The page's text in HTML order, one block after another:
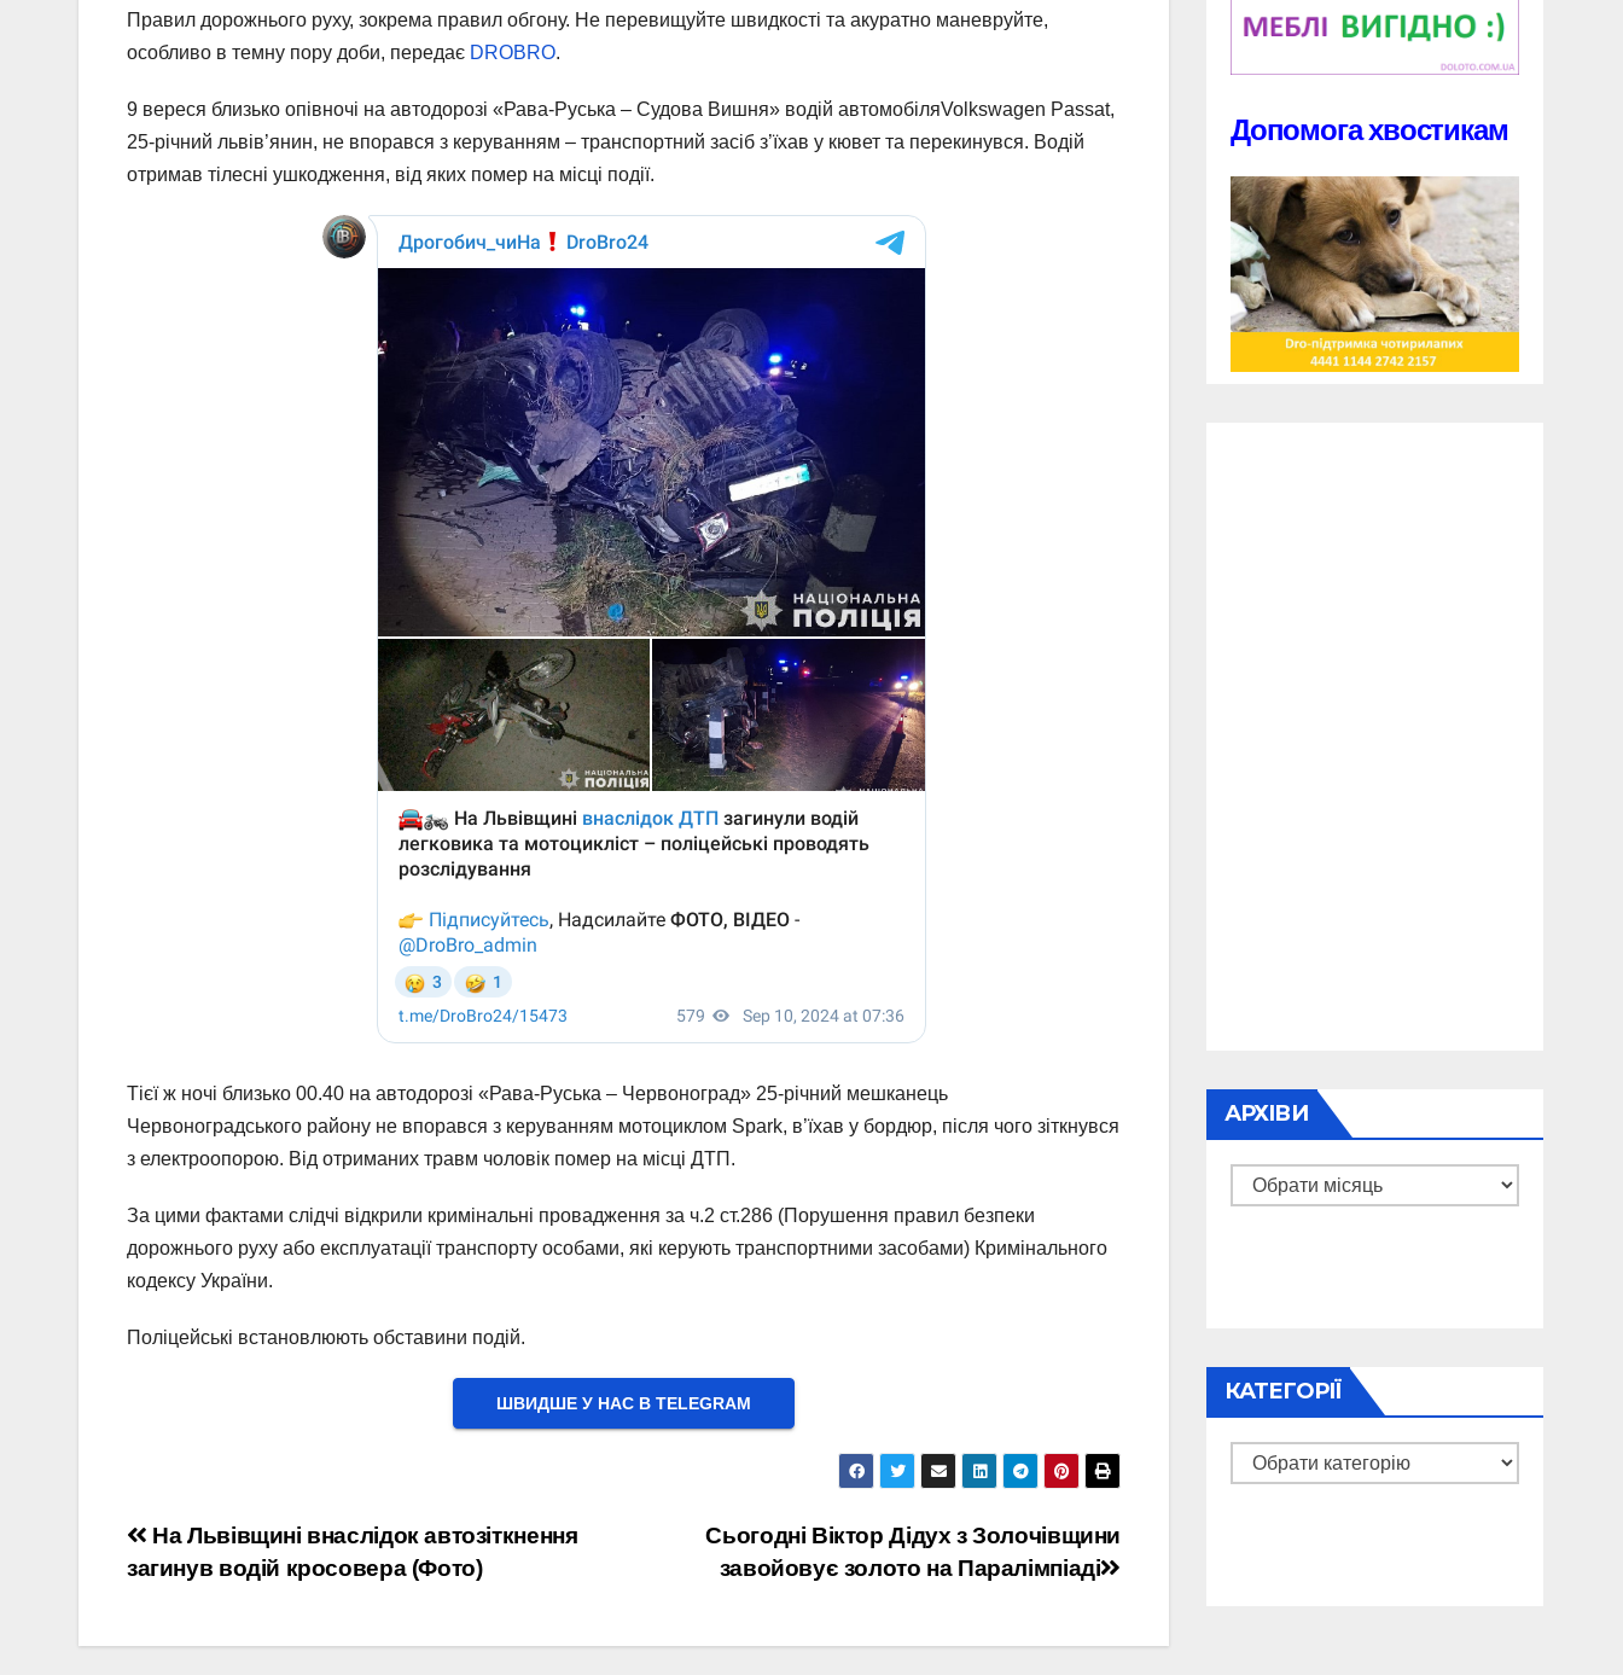
Правил дорожнього руху, зокрема правил обгону. Не перевищуйте швидкості та акуратно маневруйте,
особливо в темну пору доби, передає DROBRO.
9 вереся близько опівночі на автодорозі «Рава-Руська – Судова Вишня» водій автомобіляVolkswagen Passat,
25-річний львів’янин, не впорався з керуванням – транспортний засіб з’їхав у кювет та перекинувся. Водій
отримав тілесні ушкодження, від яких помер на місці події.
Тієї ж ночі близько 00.40 на автодорозі «Рава-Руська – Червоноград» 25-річний мешканець
Червоноградського району не впорався з керуванням мотоциклом Spark, в’їхав у бордюр, після чого зіткнувся
з електроопорою. Від отриманих травм чоловік помер на місці ДТП.
За цими фактами слідчі відкрили кримінальні провадження за ч.2 ст.286 (Порушення правил безпеки
дорожнього руху або експлуатації транспорту особами, які керують транспортними засобами) Кримінального
кодексу України.
Поліцейські встановлюють обставини подій.
ШВИДШЕ У НАС В ТELEGRAM
Навігація
записів
Сьогодні Віктор Дідух з Золочівщини
завойовує золото на Паралімпіаді
На Львівщині внаслідок автозіткнення
загинув водій кросовера (Фото)
Допомога хвостикам
АРХІВИ
Архіви
КАТЕГОРІЇ
Категорії